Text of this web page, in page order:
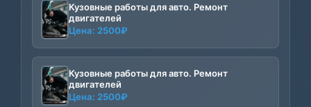
Кузовные работы для авто. Ремонт
двигателей
Цена: 2500₽
Кузовные работы для авто. Ремонт
двигателей
Цена: 2500₽